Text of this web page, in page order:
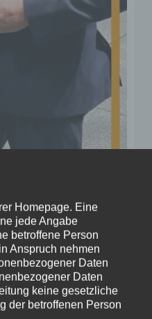
Homepage. Eine
jede Angabe
betroffene Person
Anspruch nehmen
Daten
Daten
keine gesetzliche
der betroffenen Person